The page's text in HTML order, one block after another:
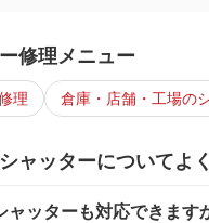
修理メニュー
理 倉庫・店舗・工場の
ャッターについてよ
ャッターも対応できます